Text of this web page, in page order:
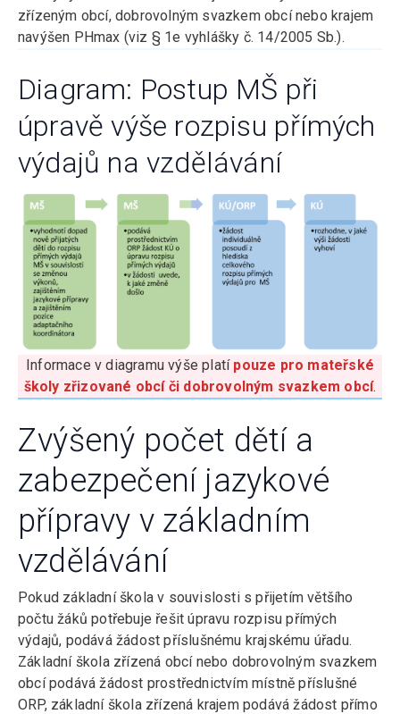
zřízeným obcí, dobrovolným svazkem obcí nebo krajem
navýšen PHmax (viz § 1e vyhlášky č. 14/2005 Sb.).
Diagram: Postup MŠ při
úpravě výše rozpisu přímých
výdajů na vzdělávání
Informace v diagramu výše platí pouze pro mateřské
školy zřizované obcí či dobrovolným svazkem obcí.
Zvýšený počet dětí a
zabezpečení jazykové
přípravy v základním
vzdělávání
Pokud základní škola v souvislosti s přijetím většího
počtu žáků potřebuje řešit úpravu rozpisu přímých
výdajů, podává žádost příslušnému krajskému úřadu.
Základní škola zřízená obcí nebo dobrovolným svazkem
obcí podává žádost prostřednictvím místně příslušné
ORP, základní škola zřízená krajem podává žádost přímo